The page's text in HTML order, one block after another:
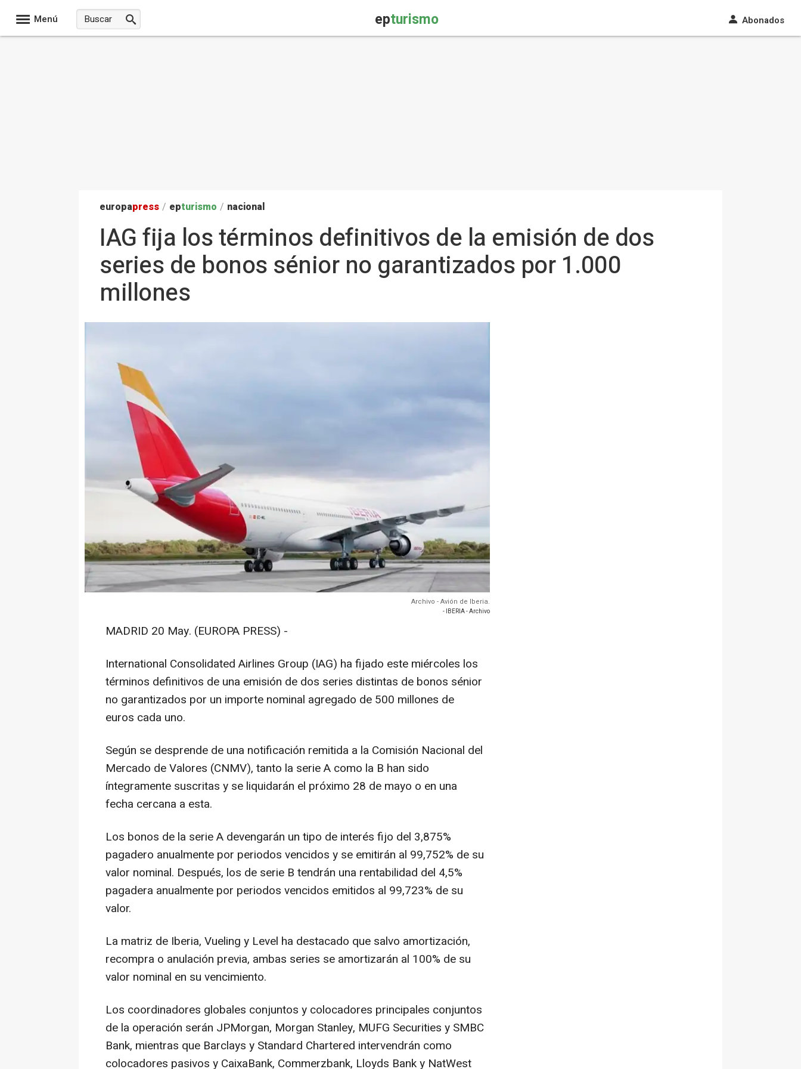
Menú epturismo Abonados
europapress / epturismo / nacional
IAG fija los términos definitivos de la emisión de dos
series de bonos sénior no garantizados por 1.000
millones
Archivo - Avión de Iberia.
- IBERIA - Archivo
MADRID 20 May. (EUROPA PRESS) -
International Consolidated Airlines Group (IAG) ha fijado este miércoles los
términos definitivos de una emisión de dos series distintas de bonos sénior
no garantizados por un importe nominal agregado de 500 millones de
euros cada uno.
Según se desprende de una notificación remitida a la Comisión Nacional del
Mercado de Valores (CNMV), tanto la serie A como la B han sido
íntegramente suscritas y se liquidarán el próximo 28 de mayo o en una
fecha cercana a esta.
Los bonos de la serie A devengarán un tipo de interés fijo del 3,875%
pagadero anualmente por periodos vencidos y se emitirán al 99,752% de su
valor nominal. Después, los de serie B tendrán una rentabilidad del 4,5%
pagadera anualmente por periodos vencidos emitidos al 99,723% de su
valor.
La matriz de Iberia, Vueling y Level ha destacado que salvo amortización,
recompra o anulación previa, ambas series se amortizarán al 100% de su
valor nominal en su vencimiento.
Los coordinadores globales conjuntos y colocadores principales conjuntos
de la operación serán JPMorgan, Morgan Stanley, MUFG Securities y SMBC
Bank, mientras que Barclays y Standard Chartered intervendrán como
colocadores pasivos y CaixaBank, Commerzbank, Lloyds Bank y NatWest